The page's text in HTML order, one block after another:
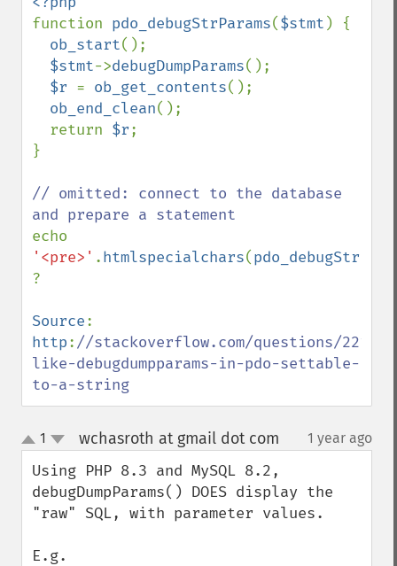
function pdo_debugStrParams($stmt ) {
ob_start();
$stmt->debugDumpParams();
$r = ob_get_contents();
ob_end_clean();
  return
$r;
}
// omitted: connect to the database
'<pre>' .htmlspecialchars(
?
Source
http://stackoverflow.com/questions/
like-debugdumpparams-in-pdo-settable-
to-a-string
up
down
1 wchasroth at gmail dot com 1 year ago
Using PHP 8.3 and MySQL 8.2,
debugDumpParams() DOES display the
"raw" SQL, with parameter values.
E.g.